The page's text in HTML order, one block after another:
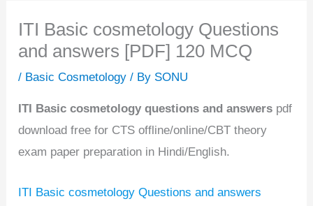
ITI Basic cosmetology Questions
and answers [PDF] 120 MCQ
/ Basic Cosmetology / By SONU
ITI Basic cosmetology questions and answers pdf
download free for CTS offline/online/CBT theory
exam paper preparation in Hindi/English.
ITI Basic cosmetology Questions and answers